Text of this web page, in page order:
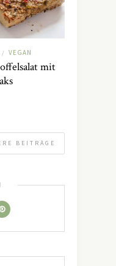
/ VEGAN
mit
BEITRÄGE